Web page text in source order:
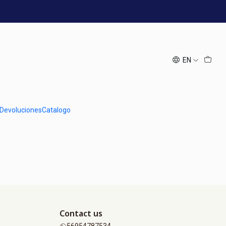
EN
Catalogo
Contact us